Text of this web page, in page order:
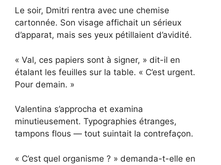
Le soir, Dmitri rentra avec une chemise
cartonnée. Son visage affichait un sérieux
d’apparat, mais ses yeux pétillaient d’avidité.
« Val, ces papiers sont à signer, » dit-il en
étalant les feuilles sur la table. « C’est urgent.
Pour demain. »
Valentina s’approcha et examina
minutieusement. Typographies étranges,
tampons flous — tout suintait la contrefaçon.
« C’est quel organisme ? » demanda-t-elle en